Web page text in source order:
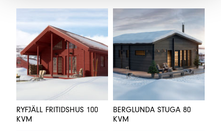
RYFJÄLL FRITIDSHUS 100
KVM
BERGLUNDA STUGA 80
KVM